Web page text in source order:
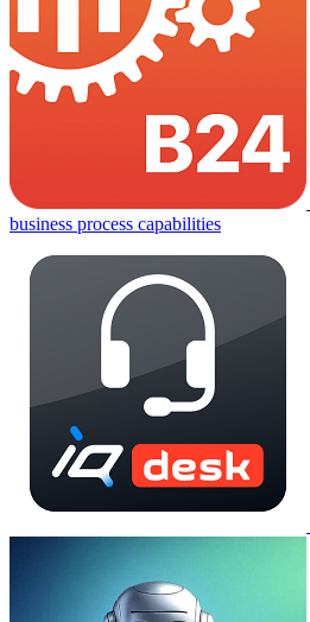
business process capabilities